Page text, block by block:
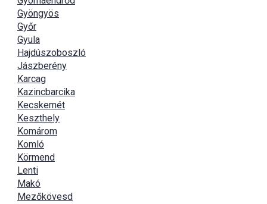
Gyöngyös
Győr
Gyula
Hajdúszoboszló
Jászberény
Karcag
Kazincbarcika
Kecskemét
Keszthely
Komárom
Komló
Körmend
Lenti
Makó
Mezőkövesd